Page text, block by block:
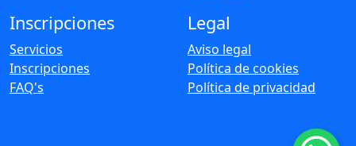
Inscripciones
Servicios
Inscripciones
FAQ's
Legal
Aviso legal
Política de cookies
Política de privacidad